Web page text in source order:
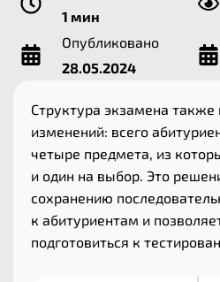
1 мин
Опубликовано
28.05.2024
Структура экзамена также
изменений: всего
четыре предмета, из
и один на выбор. Это
сохранению
к абитуриентам и
подготовиться к